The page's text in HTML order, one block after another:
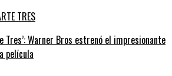
Tres’: Warner Bros estrenó el impresionante
película